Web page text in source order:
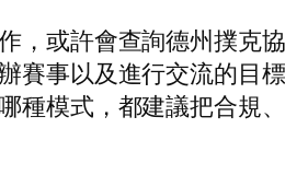
，或許會查詢德州撲克
賽事以及進行交流的目
種模式，都建議把合規